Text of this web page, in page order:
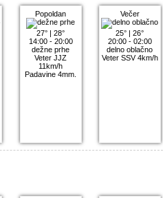
Popoldan
27° |28°
14:00 - 20:00
dežne prhe
Veter JJZ
11km/h
Padavine 4mm.
Večer
25° |26°
20:00 - 02:00
delno oblačno
Veter SSV 4km/h